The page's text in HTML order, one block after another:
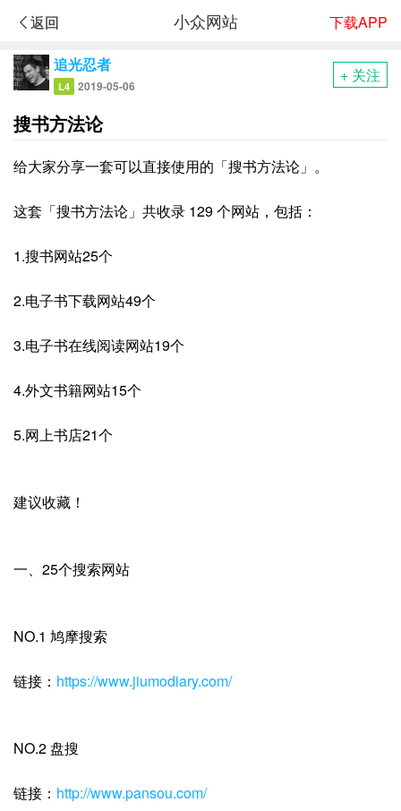
返回 小众网站 下载APP
追光忍者
L4 2019-05-06
+ 关注
搜书方法论
给大家分享一套可以直接使用的「搜书方法论」。
这套「搜书方法论」共收录 129 个网站，包括：
1.搜书网站25个
2.电子书下载网站49个
3.电子书在线阅读网站19个
4.外文书籍网站15个
5.网上书店21个
建议收藏！
一、25个搜索网站
NO.1 鸠摩搜索
链接： https://www.jiumodiary.com/
NO.2 盘搜
链接： http://www.pansou.com/